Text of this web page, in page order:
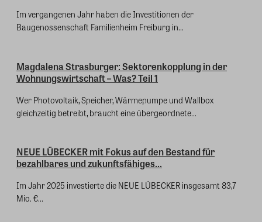
Im vergangenen Jahr haben die Investitionen der
Baugenossenschaft Familienheim Freiburg in...
Magdalena Strasburger: Sektorenkopplung in der
Wohnungswirtschaft – Was? Teil 1
Wer Photovoltaik, Speicher, Wärmepumpe und Wallbox
gleichzeitig betreibt, braucht eine übergeordnete...
NEUE LÜBECKER mit Fokus auf den Bestand für
bezahlbares und zukunftsfähiges...
Im Jahr 2025 investierte die NEUE LÜBECKER insgesamt 83,7
Mio. €...